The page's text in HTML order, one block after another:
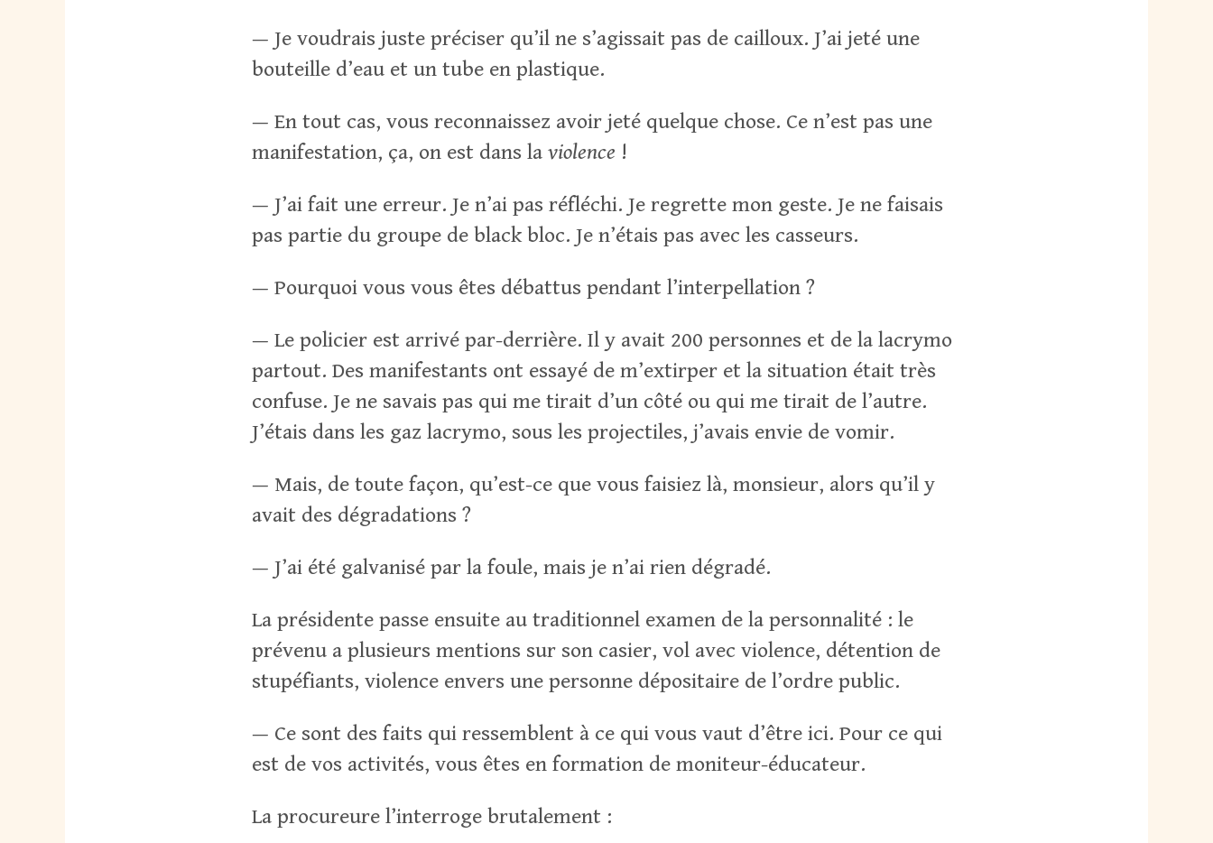
— Je voudrais juste préciser qu’il ne s’agissait pas de cailloux. J’ai jeté une
bouteille d’eau et un tube en plastique.
— En tout cas, vous reconnaissez avoir jeté quelque chose. Ce n’est pas une
manifestation, ça, on est dans laviolence !
— J’ai fait une erreur. Je n’ai pas réfléchi. Je regrette mon geste. Je ne faisais
pas partie du groupe de black bloc. Je n’étais pas avec les casseurs.
— Pourquoi vous vous êtes débattus pendant l’interpellation ?
— Le policier est arrivé par-derrière. Il y avait 200 personnes et de la lacrymo
partout. Des manifestants ont essayé de m’extirper et la situation était très
confuse. Je ne savais pas qui me tirait d’un côté ou qui me tirait de l’autre.
J’étais dans les gaz lacrymo, sous les projectiles, j’avais envie de vomir.
— Mais, de toute façon, qu’est-ce que vous faisiez là, monsieur, alors qu’il y
avait des dégradations ?
— J’ai été galvanisé par la foule, mais je n’ai rien dégradé.
La présidente passe ensuite au traditionnel examen de la personnalité : le
prévenu a plusieurs mentions sur son casier, vol avec violence, détention de
stupéfiants, violence envers une personne dépositaire de l’ordre public.
— Ce sont des faits qui ressemblent à ce qui vous vaut d’être ici. Pour ce qui
est de vos activités, vous êtes en formation de moniteur-éducateur.
La procureure l’interroge brutalement :